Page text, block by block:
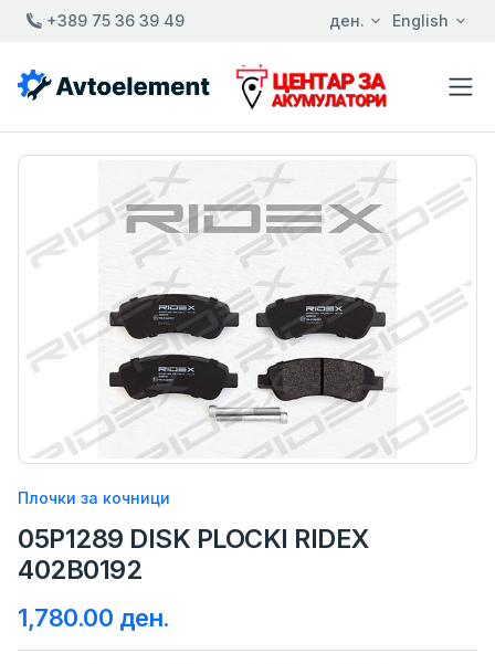
+389 75 36 39 49 ден. English
Плочки за кочници
05P1289 DISK PLOCKI RIDEX
402B0192
1,780.00 ден.